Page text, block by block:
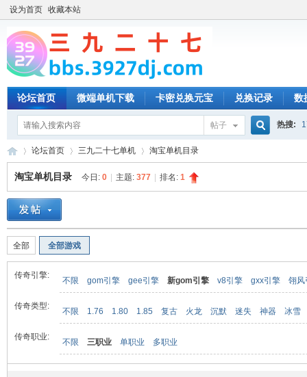
设为首页 收藏本站
论坛首页 微端单机下载 卡密兑换元宝 兑换记录 数
帖子 热搜:
»
论坛首页 三九二十七单机 淘宝单机目录
淘宝单机目录 今日: 0 主题: 377 排名: 1
全部 全部游戏
传奇引擎:
不限 gom引擎 gee引擎 新gom引擎 v8引擎 gxx引擎 翎风
传奇类型:
不限 1.76 1.80 1.85 复古 火龙 沉默 迷失 神器 冰雪
传奇职业:
不限 三职业 单职业 多职业